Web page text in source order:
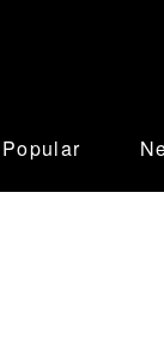
Popular